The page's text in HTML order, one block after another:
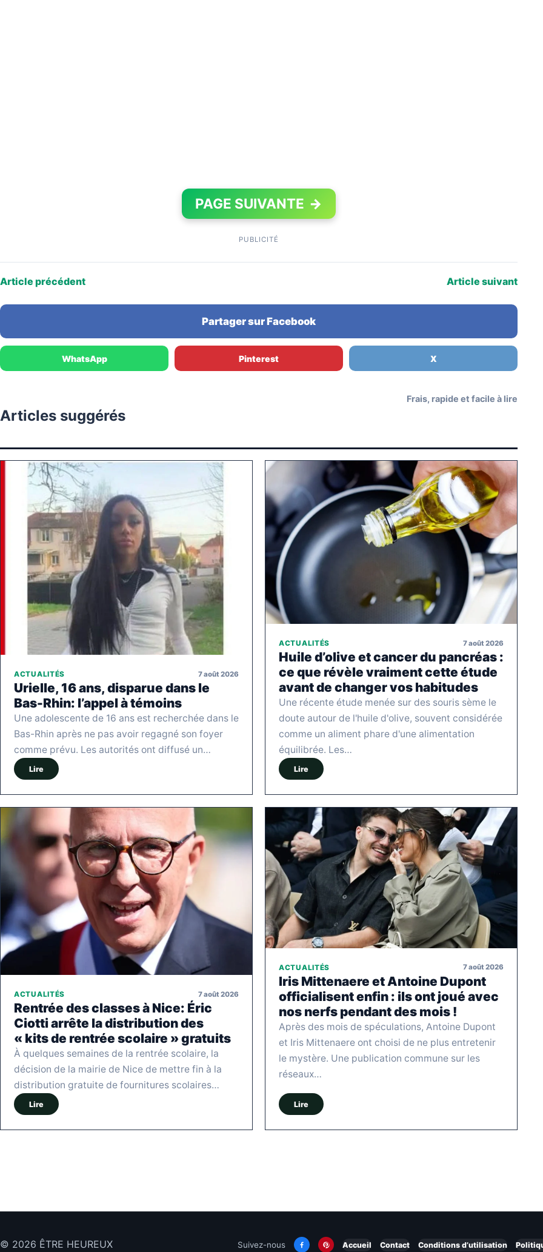
PAGE SUIVANTE →
PUBLICITÉ
Article précédent Article suivant
Partager sur Facebook
WhatsApp Pinterest X
Articles suggérés
Frais, rapide et facile à lire
ACTUALITÉS 7 août 2026
Urielle, 16 ans, disparue dans le
Bas-Rhin: l’appel à témoins
Une adolescente de 16 ans est recherchée dans le
Bas-Rhin après ne pas avoir regagné son foyer
comme prévu. Les autorités ont diffusé un…
Lire
ACTUALITÉS 7 août 2026
Huile d’olive et cancer du pancréas :
ce que révèle vraiment cette étude
avant de changer vos habitudes
Une récente étude menée sur des souris sème le
doute autour de l'huile d'olive, souvent considérée
comme un aliment phare d'une alimentation
équilibrée. Les…
Lire
ACTUALITÉS 7 août 2026
Rentrée des classes à Nice: Éric
Ciotti arrête la distribution des
« kits de rentrée scolaire » gratuits
À quelques semaines de la rentrée scolaire, la
décision de la mairie de Nice de mettre fin à la
distribution gratuite de fournitures scolaires…
Lire
ACTUALITÉS 7 août 2026
Iris Mittenaere et Antoine Dupont
officialisent enfin : ils ont joué avec
nos nerfs pendant des mois !
Après des mois de spéculations, Antoine Dupont
et Iris Mittenaere ont choisi de ne plus entretenir
le mystère. Une publication commune sur les
réseaux…
Lire
© 2026 ÊTRE HEUREUX Suivez-nous Accueil Contact Conditions d’utilisation